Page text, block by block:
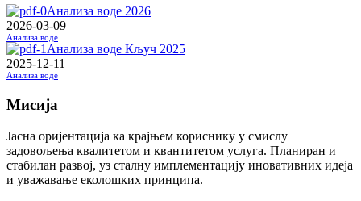
Анализа воде 2026
2026-03-09
Анализа воде
Анализа воде Кључ 2025
2025-12-11
Анализа воде
Мисија
Јасна оријентација ка крајњем кориснику у смислу
задовољења квалитетом и квантитетом услуга. Планиран и
стабилан развој, уз сталну имплементацију иновативних идеја
и уважавање еколошких принципа.